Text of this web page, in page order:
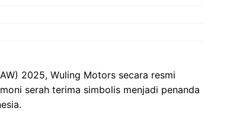
2025, Wuling Motors secara resmi
serah terima simbolis menjadi penanda